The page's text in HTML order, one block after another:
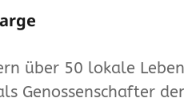
über 50 lokale
Genossenschafter